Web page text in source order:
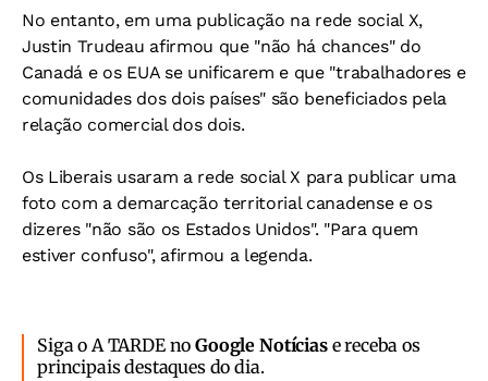
No entanto, em uma publicação na rede social X,
Justin Trudeau afirmou que "não há chances" do
Canadá e os EUA se unificarem e que "trabalhadores e
comunidades dos dois países" são beneficiados pela
relação comercial dos dois.
Os Liberais usaram a rede social X para publicar uma
foto com a demarcação territorial canadense e os
dizeres "não são os Estados Unidos". "Para quem
estiver confuso", afirmou a legenda.
Siga o A TARDE noGoogle Notíciase receba os
principais destaques do dia.